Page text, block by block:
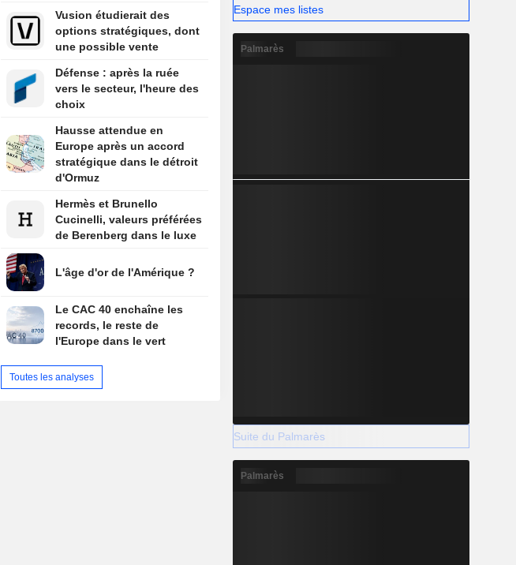
Vusion étudierait des
options stratégiques, dont
une possible vente
Défense : après la ruée
vers le secteur, l'heure des
choix
Hausse attendue en
Europe après un accord
stratégique dans le détroit
d'Ormuz
Hermès et Brunello
Cucinelli, valeurs préférées
de Berenberg dans le luxe
L'âge d'or de l'Amérique ?
Le CAC 40 enchaîne les
records, le reste de
l'Europe dans le vert
Toutes les analyses
Espace mes listes
Palmarès
Suite du Palmarès
Palmarès